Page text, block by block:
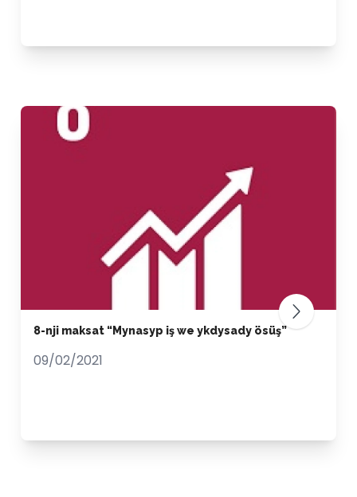
8-nji maksat “Mynasyp iş we ykdysady ösüş”
09/02/2021